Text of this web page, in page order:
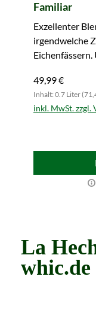
Familiar
Exzellenter
irgendwelche
49,99 €
Inhalt: 0.7 Liter
inkl. MwSt. zzgl.
La